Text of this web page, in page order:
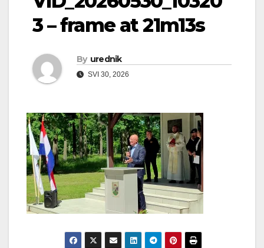
3 – frame at 21m13s
By urednik
SVI 30, 2026